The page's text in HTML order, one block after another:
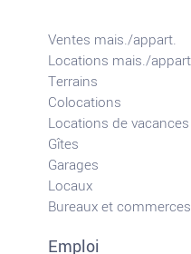
Ventes mais./appart.
Locations mais./
Terrains
Colocations
Locations de
Gîtes
Garages
Locaux
Bureaux et commerces
Emploi